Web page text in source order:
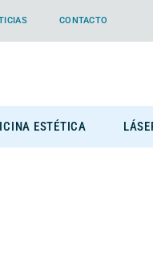
CONTACTO
ESTÉTICA